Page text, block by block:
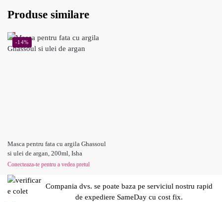
Produse similare
-14%
Masca pentru fata cu argila Ghassoul
si ulei de argan, 200ml, Isha
Conecteaza-te pentru a vedea pretul
Compania dvs. se poate baza pe serviciul nostru rapid
de expediere SameDay cu cost fix.